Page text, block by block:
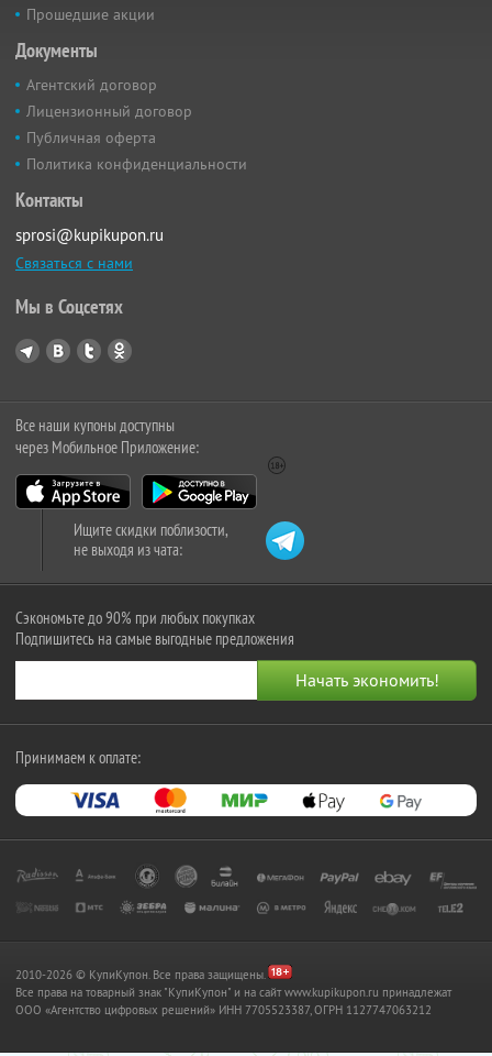
Прошедшие акции
Документы
Агентский договор
Лицензионный договор
Публичная оферта
Политика конфиденциальности
Контакты
sprosi@kupikupon.ru
Связаться с нами
Мы в Соцсетях
Все наши купоны доступны
через Мобильное Приложение:
Ищите скидки поблизости,
не выходя из чата:
Сэкономьте до 90% при любых покупках
Подпишитесь на самые выгодные предложения
Принимаем к оплате:
2010-2026 © КупиКупон. Все права защищены.
Все права на товарный знак "КупиКупон" и на сайт www.kupikupon.ru принадлежат
OOO «Агентство цифровых решений» ИНН 7705523387, ОГРН 1127747063212